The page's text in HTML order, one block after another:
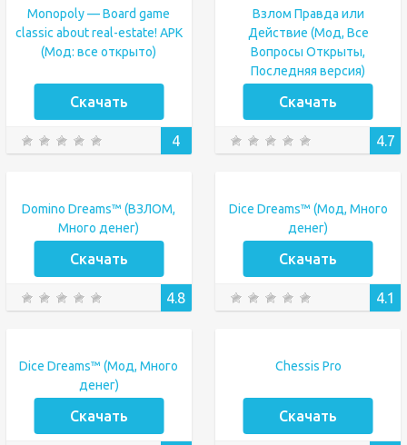
Monopoly — Board game
classic about real-estate! APK
(Мод: все открыто)
Скачать
4
Взлом Правда или
Действие (Мод, Все
Вопросы Открыты,
Последняя версия)
Скачать
4.7
Domino Dreams™ (ВЗЛОМ,
Много денег)
Скачать
4.8
Dice Dreams™️ (Мод, Много
денег)
Скачать
4.1
Dice Dreams™️ (Мод, Много
денег)
Скачать
Chessis Pro
Скачать